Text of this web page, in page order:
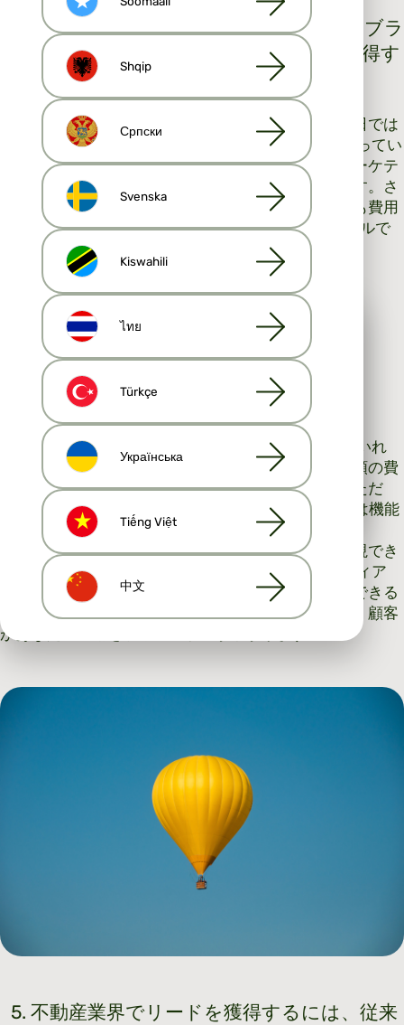
4. ソーシャルメディアを活用して個人のブラ
ンディングを行い、不動産のリードを獲得す
人々はさまざまな情報源から情報を探しており、今日では
ソーシャル メディアは住宅市場でますます重要になってい
ます。検索エンジンと従来の広告は、依然としてマーケテ
ィングと人々の認知度を高めるための重要な手段です。さ
まざまな場所で存在感を示すことは重要ですが、最も費用
対効果の高い選択肢は、ソーシャル メディア チャネルで
ブランドを確立し、認知度を高めることです。
次のようなソーシャル チャネルを使用します。
Facebook
Instagram
TikTok
LinkedIn
ソーシャル メディアを上手に活用する方法を知っていれ
ば、認知度は大幅に高まります。広告も安価で、少額の費
用でも多くの認知度とクリック数を獲得できます。ただ
し、Facebook で機能するコンテンツが LinkedIn では機能
しない可能性があることに注意してください。
人々は、自分の家を売るために、自分と簡単に同一視でき
る人を選ぶことに満足しています。ソーシャル メディア
は、あなたが誰であるか、何を知っているかを共有できる
場所です。これにより、あなたは親しみやすくなり、顧客
があなたに連絡を取るハードルが下がります。
5. 不動産業界でリードを獲得するには、従来
より良いサービスのためにクッ
キーを使用しています
当社では、お客様のサイト体験を向上させ、パーソナラ
イズされたコンテンツを表示するために、Cookie やそ
の他のテクノロジーを使用しています。同意はいつでも
自由に変更できます。
利用規約 プライバシーポリシー
すべて拒否 すべて許可
Shqip
Српски
Svenska
Kiswahili
ไทย
Türkçe
Українська
Tiếng Việt
中文